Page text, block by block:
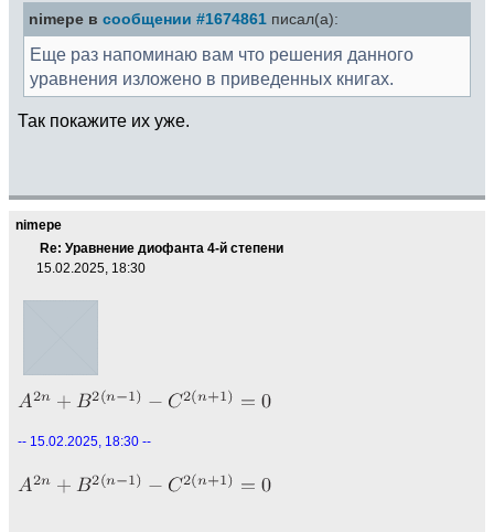
nimepe в сообщении #1674861 писал(а):
Еще раз напоминаю вам что решения данного
уравнения изложено в приведенных книгах.
Так покажите их уже.
nimepe
Re: Уравнение диофанта 4-й степени
15.02.2025, 18:30
-- 15.02.2025, 18:30 --